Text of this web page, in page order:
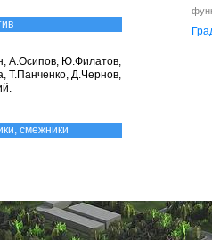
А.Осипов, Ю.Филатов,
Т.Панченко, Д.Чернов,
смежники